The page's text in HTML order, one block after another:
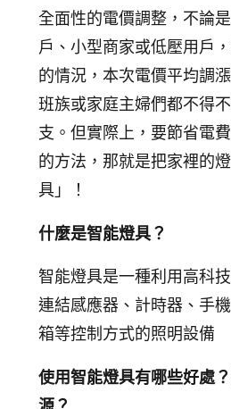
全面性的電價調整，不論
戶、小型商家或低壓用戶
的情況，本次電價平均調
班族或家庭主婦們都不得
支。但實際上，要節省電
的方法，那就是把家裡的
具」！
什麼是智能燈具？
智能燈具是一種利用高科
連結感應器、計時器、手
箱等控制方式的照明設備
使用智能燈具有哪些好處
追蹤我的訂單
會員資料管理
加入 JARVIS VIP